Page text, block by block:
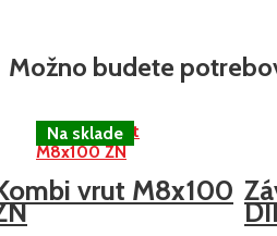
Možno budete
vrut M8x100